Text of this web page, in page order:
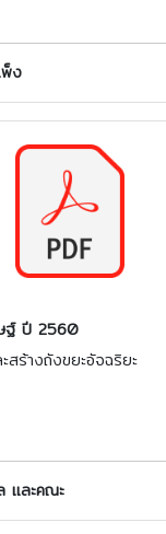
ง
ฐ์ ปี 2560
สร้างถังขยะอัจฉริยะ
และคณะ